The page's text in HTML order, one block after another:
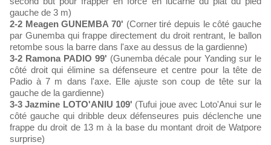
gauche de 3 m)
2-2 Meagen GUNEMBA 70' (Corner tiré depuis le côté gauche
par Gunemba qui frappe directement du droit rentrant, le ballon
retombe sous la barre dans l'axe au dessus de la gardienne)
3-2 Ramona PADIO 99' (Gunemba décale pour Yanding sur le
côté droit qui élimine sa défenseure et centre pour la tête de
Padio à 7 m dans l'axe. Elle ajuste son coup de tête sur la
gauche de la gardienne)
3-3 Jazmine LOTO'ANIU 109' (Tufui joue avec Loto'Anui sur le
côté gauche qui dribble deux défenseures puis déclenche une
frappe du droit de 13 m à la base du montant droit de Watpore
surprise)